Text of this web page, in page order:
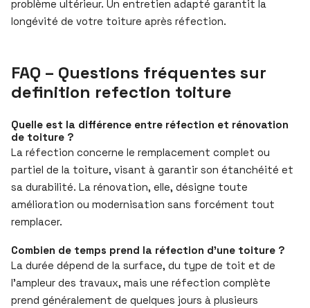
problème ultérieur. Un entretien adapté garantit la
longévité de votre toiture après réfection.
FAQ – Questions fréquentes sur
definition refection toiture
Quelle est la différence entre réfection et rénovation
de toiture ?
La réfection concerne le remplacement complet ou
partiel de la toiture, visant à garantir son étanchéité et
sa durabilité. La rénovation, elle, désigne toute
amélioration ou modernisation sans forcément tout
remplacer.
Combien de temps prend la réfection d’une toiture ?
La durée dépend de la surface, du type de toit et de
l’ampleur des travaux, mais une réfection complète
prend généralement de quelques jours à plusieurs